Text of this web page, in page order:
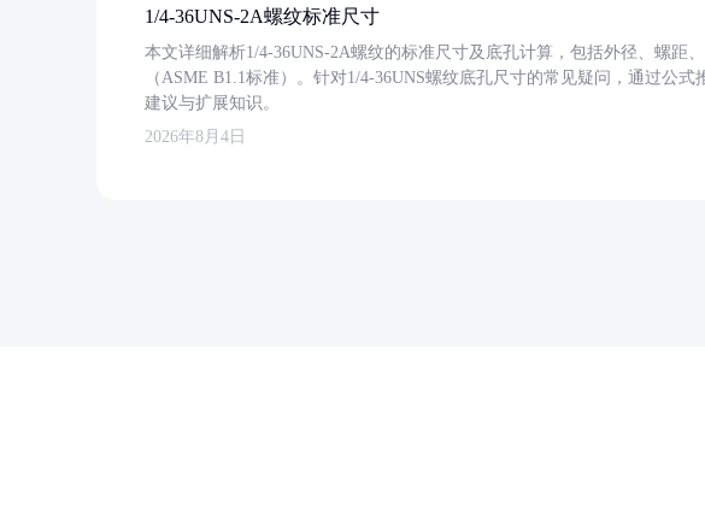
1/4-36UNS-2A螺纹标准尺寸
本文详细解析1/4-36UNS-2A螺纹的标准尺寸及底孔计算，包括外径、螺距
（ASME B1.1标准）。针对1/4-36UNS螺纹底孔尺寸的常见疑问，通过公
建议与扩展知识。
2026年8月4日